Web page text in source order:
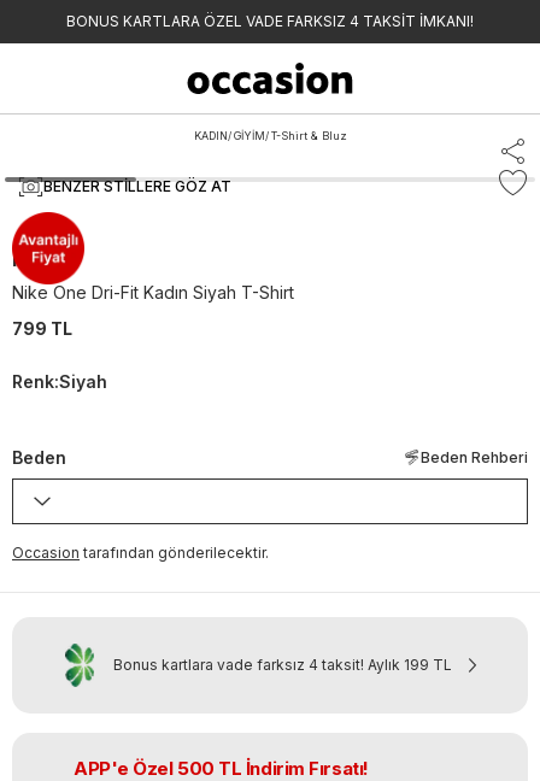
BONUS KARTLARA ÖZEL VADE FARKSIZ 4 TAKSİT İMKANI!
KADIN/ GİYİM/ T-Shirt & Bluz
BENZER STILLERE GÖZ AT
Nike
Nike One Dri-Fit Kadın Siyah T-Shirt
799 TL
Renk:Siyah
Beden Beden Rehberi
Occasion tarafından gönderilecektir.
Bonus kartlara vade farksız 4 taksit! Aylık 199 TL
APP'e Özel 500 TL İndirim Fırsatı!